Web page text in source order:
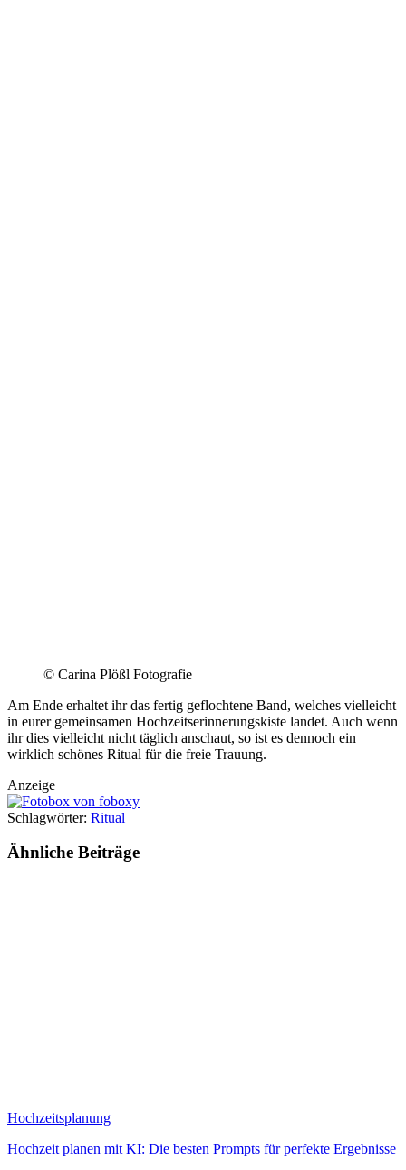
© Carina Plößl Fotografie
Am Ende erhaltet ihr das fertig geflochtene Band, welches vielleicht
in eurer gemeinsamen Hochzeitserinnerungskiste landet. Auch wenn
ihr dies vielleicht nicht täglich anschaut, so ist es dennoch ein
wirklich schönes Ritual für die freie Trauung.
Anzeige
Schlagwörter: Ritual
Ähnliche Beiträge
Hochzeitsplanung
Hochzeit planen mit KI: Die besten Prompts für perfekte Ergebnisse